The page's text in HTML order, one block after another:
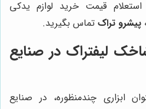
قیمت خرید لوازم یدکی
پیشرو تراک تماس بگیرید.
لیفتراک در صنایع
ابزاری چندمنظوره، در صنایع